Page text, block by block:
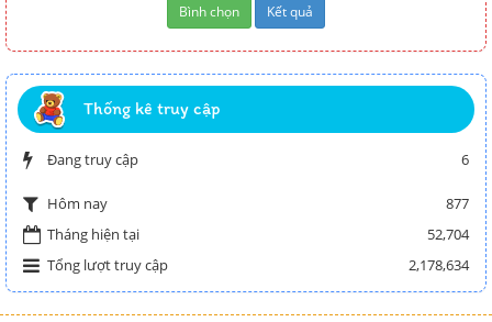
Thống kê truy cập
Đang truy cập 6
Hôm nay
877
Tháng hiện tại
52,704
Tổng lượt truy cập
2,178,634